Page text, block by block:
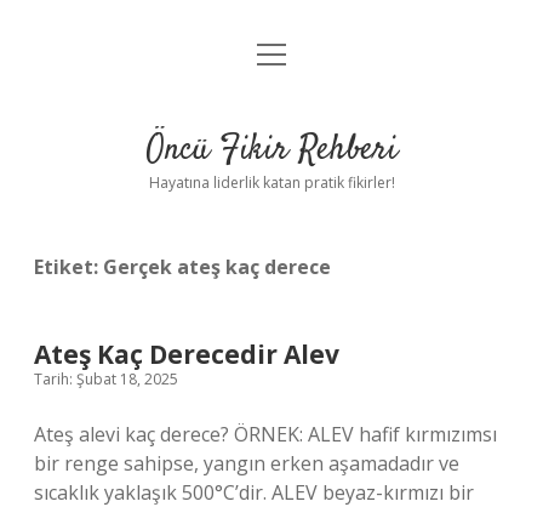
Anasayfa
Yasal Uyarı
menüyü
Öncü Fikir Rehberi
Hayatına liderlik katan pratik fikirler!
Etiket: Gerçek ateş kaç derece
Ateş Kaç Derecedir Alev
Tarih: Şubat 18, 2025
Ateş alevi kaç derece? ÖRNEK: ALEV hafif kırmızımsı
bir renge sahipse, yangın erken aşamadadır ve
sıcaklık yaklaşık 500°C’dir. ALEV beyaz-kırmızı bir